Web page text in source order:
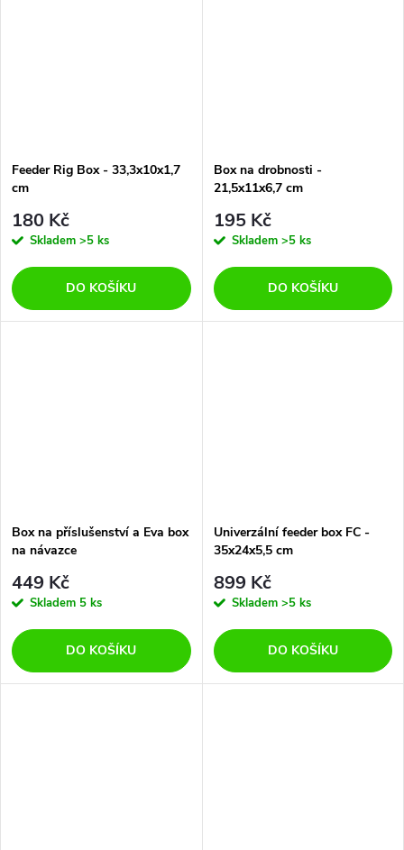
Feeder Rig Box - 33,3x10x1,7
cm
180 Kč
Skladem >5 ks
DO KOŠÍKU
Box na drobnosti -
21,5x11x6,7 cm
195 Kč
Skladem >5 ks
DO KOŠÍKU
Box na příslušenství a Eva box
na návazce
449 Kč
Skladem 5 ks
DO KOŠÍKU
Univerzální feeder box FC -
35x24x5,5 cm
899 Kč
Skladem >5 ks
DO KOŠÍKU